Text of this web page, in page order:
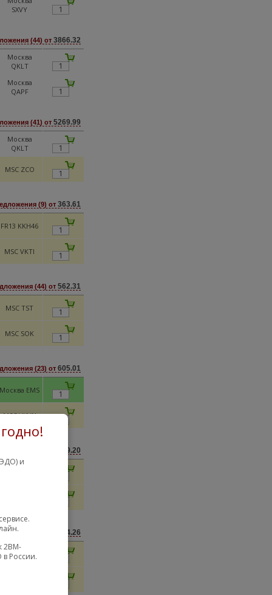
SXVY
(44) от 3866.32
Москва
QKLT
Москва
QAPF
(41) от 5269.99
Москва
QKLT
MSC ZCO
(9) от 363.61
FR13 KKH46
MSC VKTI
(44) от 562.31
MSC TST
MSC SOK
(23) от 605.01
Москва EMS
MSC VKVN
829.20
(3) от 774.26
MSC AFL77
и
2BM-
России.